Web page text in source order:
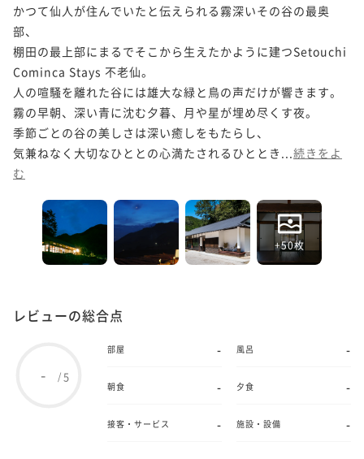
かつて仙人が住んでいたと伝えられる霧深いその谷の最奥
部、
棚田の最上部にまるでそこから生えたかように建つSetouchi
Cominca Stays 不老仙。
人の喧騒を離れた谷には雄大な緑と鳥の声だけが響きます。
霧の早朝、深い青に沈む夕暮、月や星が埋め尽くす夜。
季節ごとの谷の美しさは深い癒しをもたらし、
気兼ねなく大切なひととの心満たされるひととき... 続きをよ
む
+50枚
レビューの総合点
- /5
部屋 - 風呂 -
朝食 - 夕食 -
接客・サービス - 施設・設備 -